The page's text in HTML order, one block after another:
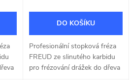
DO KOŠÍKU
Profesionální stopková fréza
FREUD ze slinutého karbidu
pro frézování drážek do dřeva